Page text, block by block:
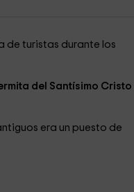
de turistas durante los
del Santísimo Cristo
era un puesto de